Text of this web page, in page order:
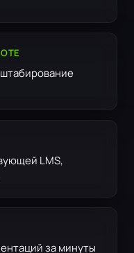
LMS,
за минуты